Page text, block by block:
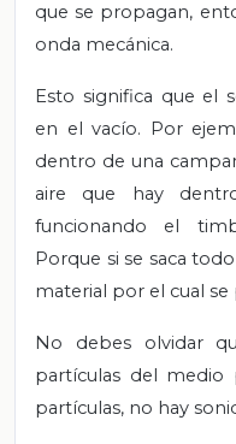
que se propagan,
onda mecánica.
Esto significa que el
en el vacío. Por
dentro de una
aire que hay
funcionando el
Porque si se saca
material por el cual
No debes olvidar
partículas del medio
partículas, no hay